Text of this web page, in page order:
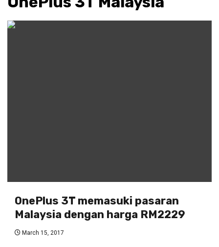
OnePlus 3T memasuki pasaran
Malaysia dengan harga RM2229
March 15, 2017